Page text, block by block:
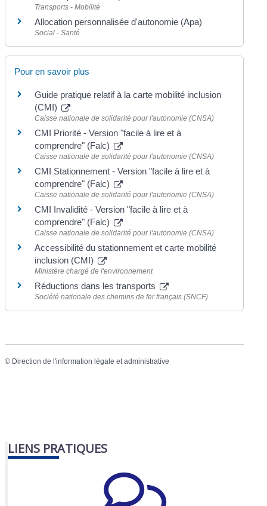
Transports - Mobilité
Allocation personnalisée d'autonomie (Apa)
Social - Santé
Pour en savoir plus
Guide pratique relatif à la carte mobilité inclusion
(CMI)
Caisse nationale de solidarité pour l'autonomie (CNSA)
CMI Priorité - Version "facile à lire et à
comprendre" (Falc)
Caisse nationale de solidarité pour l'autonomie (CNSA)
CMI Stationnement - Version "facile à lire et à
comprendre" (Falc)
Caisse nationale de solidarité pour l'autonomie (CNSA)
CMI Invalidité - Version "facile à lire et à
comprendre" (Falc)
Caisse nationale de solidarité pour l'autonomie (CNSA)
Accessibilité du stationnement et carte mobilité
inclusion (CMI)
Ministère chargé de l'environnement
Réductions dans les transports
Société nationale des chemins de fer français (SNCF)
© Direction de l'information légale et administrative
LIENS PRATIQUES